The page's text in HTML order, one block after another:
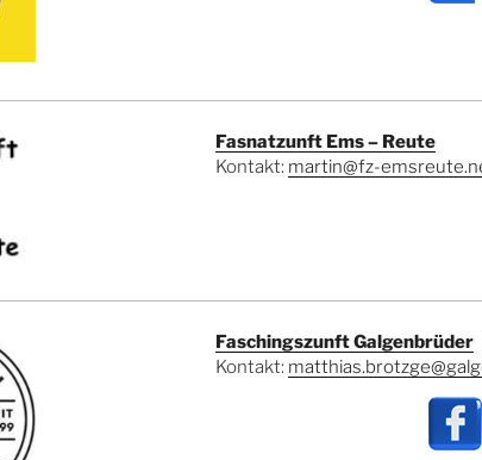
Fasnatzunft Ems – Reute
Kontakt: martin@fz-
Faschingszunft Galgenbrüder
Kontakt: